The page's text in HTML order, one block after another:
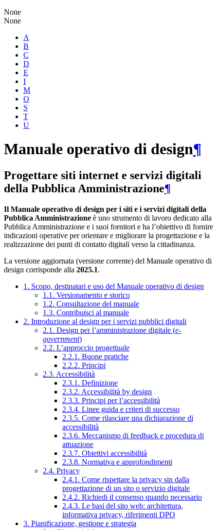
None
None
A
B
C
D
E
I
M
O
S
T
U
Manuale operativo di design¶
Progettare siti internet e servizi digitali
della Pubblica Amministrazione¶
Il Manuale operativo di design per i siti e i servizi digitali della
Pubblica Amministrazione è uno strumento di lavoro dedicato alla
Pubblica Amministrazione e i suoi fornitori e ha l’obiettivo di fornire
indicazioni operative per orientare e migliorare la progettazione e la
realizzazione dei punti di contatto digitali verso la cittadinanza.
La versione aggiornata (versione corrente) del Manuale operativo di
design corrisponde alla 2025.1.
1. Scopo, destinatari e uso del Manuale operativo di design
1.1. Versionamento e storico
1.2. Consultazione del manuale
1.3. Contribuisci al manuale
2. Introduzione al design per i servizi pubblici digitali
2.1. Design per l’amministrazione digitale (e-
government)
2.2. L’approccio progettuale
2.2.1. Buone pratiche
2.2.2. Principi
2.3. Accessibilità
2.3.1. Definizione
2.3.2. Accessibilità by design
2.3.3. Principi per l’accessibilità
2.3.4. Linee guida e criteri di successo
2.3.5. Come rilasciare una dichiarazione di
accessibilità
2.3.6. Meccanismo di feedback e procedura di
attuazione
2.3.7. Obiettivi accessibilità
2.3.8. Normativa e approfondimenti
2.4. Privacy
2.4.1. Come rispettare la privacy sin dalla
progettazione di un sito o servizio digitale
2.4.2. Richiedi il consenso quando necessario
2.4.3. Le basi del sito web: architettura,
informativa privacy, riferimenti DPO
3. Pianificazione, gestione e strategia